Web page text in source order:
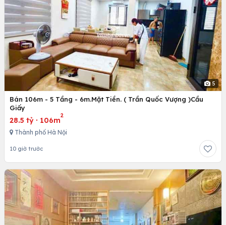
5
Bán 106m - 5 Tầng - 6m.Mặt Tiền. ( Trần Quốc Vượng )Cầu
Giấy
28.5 tỷ · 106m
2
Thành phố Hà Nội
10 giờ trước